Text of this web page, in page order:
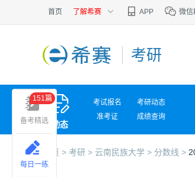
首页 了解希赛 APP 微信
考研
动态
考试报名
考研动态
准考证
成绩查询
首页 > 考研 > 云南民族大学 > 分数线 >
备考精选
151篇
每日一练